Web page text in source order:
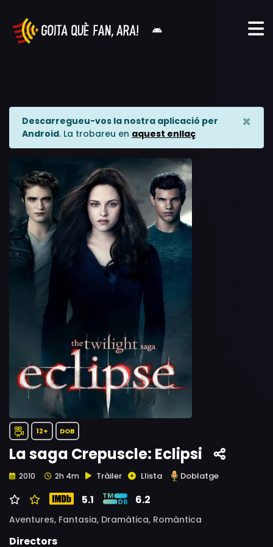
Descarregueu-vos la nostra aplicació per
Android. La trobareu en aquest enllaç
×
12+ DOB
La saga Crepuscle: Eclipsi
2010 2h 4m Tràiler Llista Doblatge
5.1 6.2
Aventures, Fantasia, Dramàtica, Romàntica
Directors